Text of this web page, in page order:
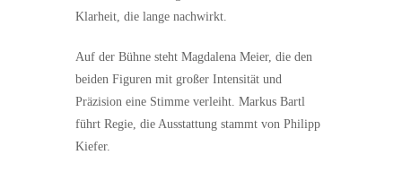
Klarheit, die lange nachwirkt.
Auf der Bühne steht Magdalena Meier, die den
beiden Figuren mit großer Intensität und
Präzision eine Stimme verleiht. Markus Bartl
führt Regie, die Ausstattung stammt von Philipp
Kiefer.